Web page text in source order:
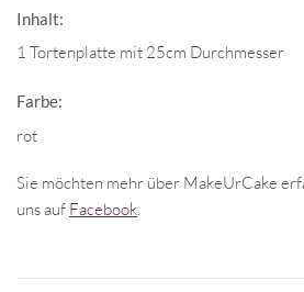
Inhalt:
1 Tortenplatte mit 25cm Durchmesser
Farbe:
rot
Sie möchten mehr über MakeUrCake
uns auf Facebook.